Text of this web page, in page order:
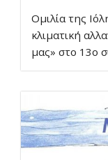
Ομιλία της
κλιματική
μας» στο 13ο